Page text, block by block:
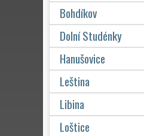
Bohdíkov
Dolní Studénky
Hanušovice
Leština
Libina
Loštice